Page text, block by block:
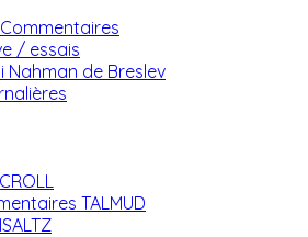
/ essais
Nahman de Breslev
TALMUD